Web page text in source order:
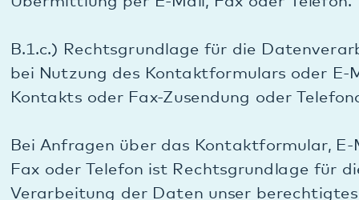
Kontaktformulars oder E-Mail-Kontakts oder
Faxzusendung oder Telefonanruf:
erforderlich sind.
Soweit es durch Ihre Kontaktaufnahme mit uns nur
zu einer außervertraglichen Konversation